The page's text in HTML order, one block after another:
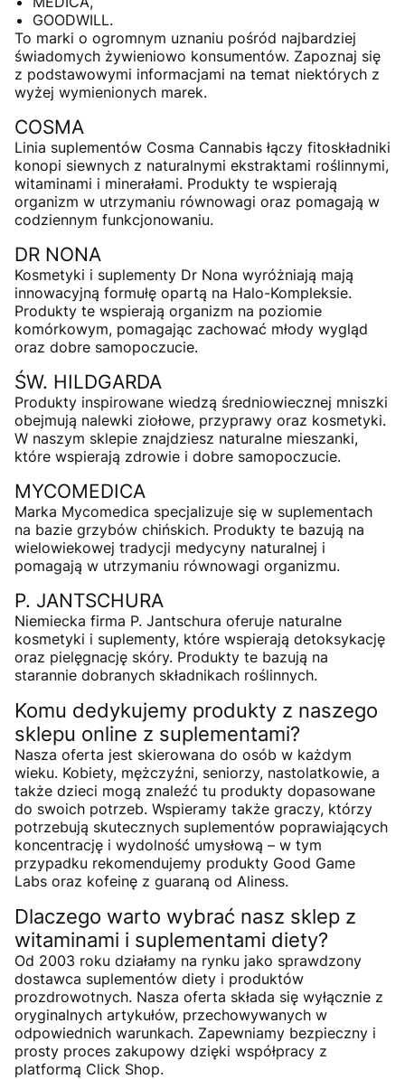
GOODWILL.
To marki o ogromnym uznaniu pośród najbardziej
świadomych żywieniowo konsumentów. Zapoznaj się
z podstawowymi informacjami na temat niektórych z
wyżej wymienionych marek.
COSMA
Linia suplementów Cosma Cannabis łączy fitoskładniki
konopi siewnych z naturalnymi ekstraktami roślinnymi,
witaminami i minerałami. Produkty te wspierają
organizm w utrzymaniu równowagi oraz pomagają w
codziennym funkcjonowaniu.
DR NONA
Kosmetyki i suplementy Dr Nona wyróżniają mają
innowacyjną formułę opartą na Halo-Kompleksie.
Produkty te wspierają organizm na poziomie
komórkowym, pomagając zachować młody wygląd
oraz dobre samopoczucie.
ŚW. HILDGARDA
Produkty inspirowane wiedzą średniowiecznej mniszki
obejmują nalewki ziołowe, przyprawy oraz kosmetyki.
W naszym sklepie znajdziesz naturalne mieszanki,
które wspierają zdrowie i dobre samopoczucie.
MYCOMEDICA
Marka Mycomedica specjalizuje się w suplementach
na bazie grzybów chińskich. Produkty te bazują na
wielowiekowej tradycji medycyny naturalnej i
pomagają w utrzymaniu równowagi organizmu.
P. JANTSCHURA
Niemiecka firma P. Jantschura oferuje naturalne
kosmetyki i suplementy, które wspierają detoksykację
oraz pielęgnację skóry. Produkty te bazują na
starannie dobranych składnikach roślinnych.
Komu dedykujemy produkty z naszego
sklepu online z suplementami?
Nasza oferta jest skierowana do osób w każdym
wieku. Kobiety, mężczyźni, seniorzy, nastolatkowie, a
także dzieci mogą znaleźć tu produkty dopasowane
do swoich potrzeb. Wspieramy także graczy, którzy
potrzebują skutecznych suplementów poprawiających
koncentrację i wydolność umysłową – w tym
przypadku rekomendujemy produkty Good Game
Labs oraz kofeinę z guaraną od Aliness.
Dlaczego warto wybrać nasz sklep z
witaminami i suplementami diety?
Od 2003 roku działamy na rynku jako sprawdzony
dostawca suplementów diety i produktów
prozdrowotnych. Nasza oferta składa się wyłącznie z
oryginalnych artykułów, przechowywanych w
odpowiednich warunkach. Zapewniamy bezpieczny i
prosty proces zakupowy dzięki współpracy z
platformą Click Shop.